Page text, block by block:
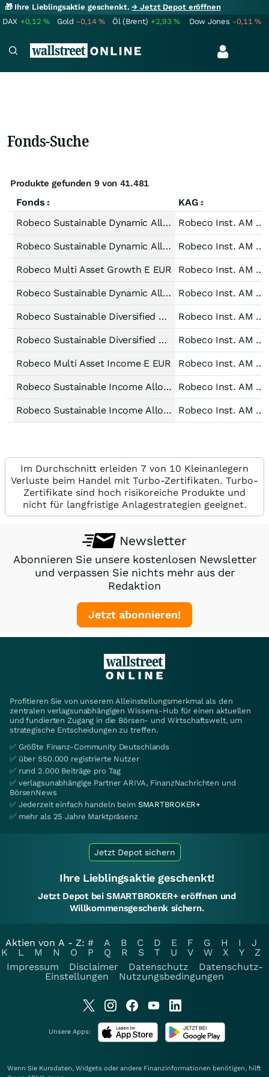
🎁 Ihre Lieblingsaktie geschenkt.→ Jetzt Depot eröffnen
DAX +0,12% Gold -0,14% Öl (Brent) +2,93% Dow Jones -0,11%
Fonds-Suche
Produkte gefunden 9 von 41.481
Fonds
KAG
Robeco Sustainable Dynamic Allocation (EUR) F
Robeco Inst. AM B.V.
Robeco Sustainable Dynamic Allocation (EUR) G Robeco Inst. AM B.V.
Robeco Multi Asset Growth E EUR Robeco Inst. AM B.V.
Robeco Sustainable Dynamic Allocation (EUR) E Robeco Inst. AM B.V.
Robeco Sustainable Diversified Allocation (EUR) F Robeco Inst. AM B.V.
Robeco Sustainable Diversified Allocation (EUR) D Robeco Inst. AM B.V.
Robeco Multi Asset Income E EUR Robeco Inst. AM B.V.
Robeco Sustainable Income Allocation (EUR) G Robeco Inst. AM B.V.
Robeco Sustainable Income Allocation (EUR) E Robeco Inst. AM B.V.
Im Durchschnitt erleiden 7 von 10 Kleinanlegern
Verluste beim Handel mit Turbo-Zertifikaten. Turbo-
Zertifikate sind hoch risikoreiche Produkte und
nicht für langfristige Anlagestrategien geeignet.
Newsletter
Abonnieren Sie unsere kostenlosen Newsletter
und verpassen Sie nichts mehr aus der
Redaktion
Jetzt abonnieren!
Profitieren Sie von unserem Alleinstellungsmerkmal als den
zentralen verlagsunabhängigen Wissens-Hub für einen aktuellen
und fundierten Zugang in die Börsen- und Wirtschaftswelt, um
strategische Entscheidungen zu treffen.
✅ Größte Finanz-Community Deutschlands
✅ über 550.000 registrierte Nutzer
✅ rund 2.000 Beiträge pro Tag
✅ verlagsunabhängige Partner ARIVA, FinanzNachrichten und
BörsenNews
✅ Jederzeit einfach handeln beim SMARTBROKER+
✅ mehr als 25 Jahre Marktpräsenz
Jetzt Depot sichern
Ihre Lieblingsaktie geschenkt!
Jetzt Depot bei SMARTBROKER+ eröffnen und
Willkommensgeschenk sichern.
Aktien von A - Z: # A B C D E F G H I
J
K
L M N O P Q R S T U V W X Y
Z
Impressum
Disclaimer Datenschutz
Datenschutz-
Einstellungen
Nutzungsbedingungen
Unsere Apps:
Wenn Sie Kursdaten, Widgets oder andere Finanzinformationen benötigen, hilft